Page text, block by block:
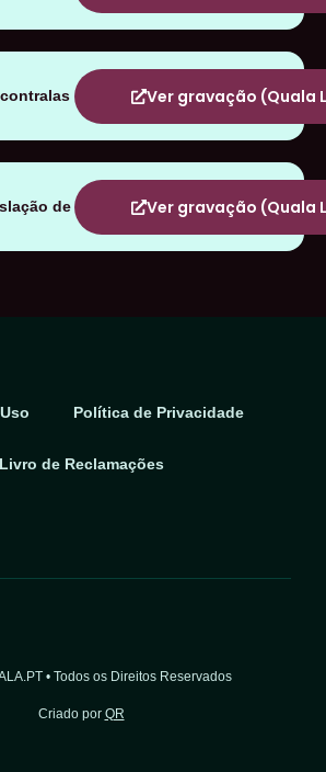
Ver gravação (Quala
de 2023 Ver gravação (Quala
Política de Privacidade
Livro de Reclamações
• Todos os Direitos Reservados
Criado por QR